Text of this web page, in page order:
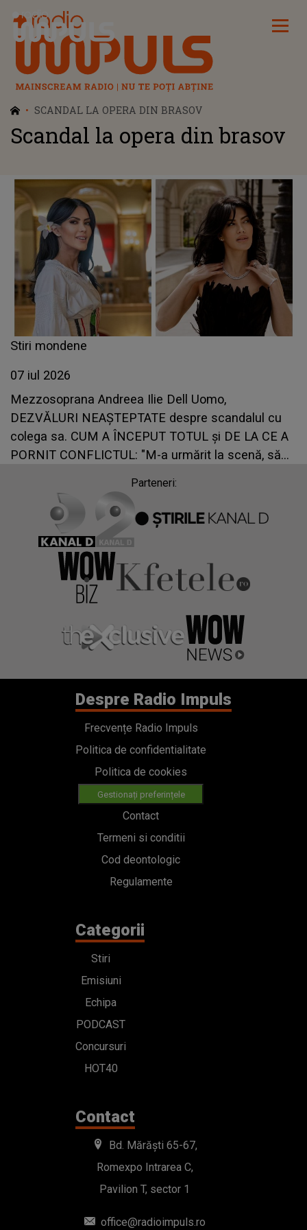
Radio Impuls
SCANDAL LA OPERA DIN BRASOV
Scandal la opera din brasov
Stiri mondene
07 iul 2026
Mezzosoprana Andreea Ilie Dell Uomo,
DEZVĂLURI NEAȘTEPTATE despre scandalul cu
colega sa. CUM A ÎNCEPUT TOTUL și DE LA CE A
PORNIT CONFLICTUL: "M-a urmărit la scenă, să
Parteneri:
Despre Radio Impuls
Frecvențe Radio Impuls
Politica de confidentialitate
Politica de cookies
Gestionați preferințele
Contact
Termeni si conditii
Cod deontologic
Regulamente
Categorii
Stiri
Emisiuni
Echipa
PODCAST
Concursuri
HOT40
Contact
Bd. Mărăști 65-67,
Romexpo Intrarea C,
Pavilion T, sector 1
office@radioimpuls.ro